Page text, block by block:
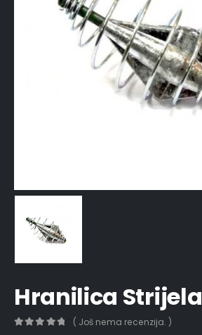
Hranilica Strijela
( Još nema recenzija. )